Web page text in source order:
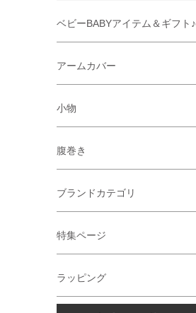
ベビーBABYアイテム＆ギフト♪
アームカバー
小物
腹巻き
ブランドカテゴリ
特集ページ
ラッピング